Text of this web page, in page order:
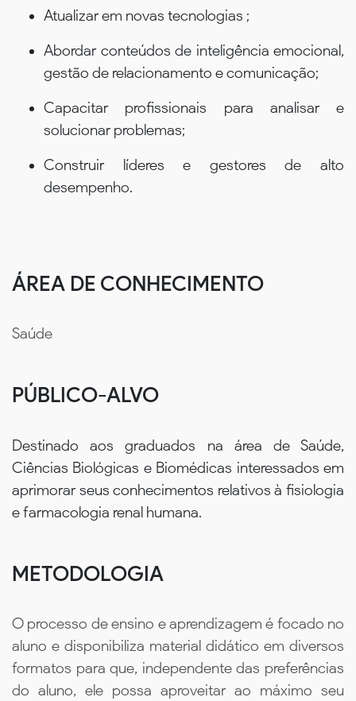
Atualizar em novas tecnologias ;
Abordar conteúdos de inteligência emocional,
gestão de relacionamento e comunicação;
Capacitar profissionais para analisar e
solucionar problemas;
Construir líderes e gestores de alto
desempenho.
ÁREA DE CONHECIMENTO
Saúde
PÚBLICO-ALVO
Destinado aos graduados na área de Saúde,
Ciências Biológicas e Biomédicas interessados em
aprimorar seus conhecimentos relativos à fisiologia
e farmacologia renal humana.
METODOLOGIA
O processo de ensino e aprendizagem é focado no
aluno e disponibiliza material didático em diversos
formatos para que, independente das preferências
do aluno, ele possa aproveitar ao máximo seu